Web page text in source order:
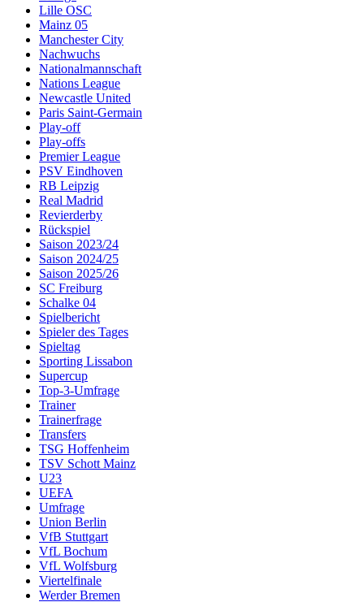
Lille OSC
Mainz 05
Manchester City
Nachwuchs
Nationalmannschaft
Nations League
Newcastle United
Paris Saint-Germain
Play-off
Play-offs
Premier League
PSV Eindhoven
RB Leipzig
Real Madrid
Revierderby
Rückspiel
Saison 2023/24
Saison 2024/25
Saison 2025/26
SC Freiburg
Schalke 04
Spielbericht
Spieler des Tages
Spieltag
Sporting Lissabon
Supercup
Top-3-Umfrage
Trainer
Trainerfrage
Transfers
TSG Hoffenheim
TSV Schott Mainz
U23
UEFA
Umfrage
Union Berlin
VfB Stuttgart
VfL Bochum
VfL Wolfsburg
Viertelfinale
Werder Bremen